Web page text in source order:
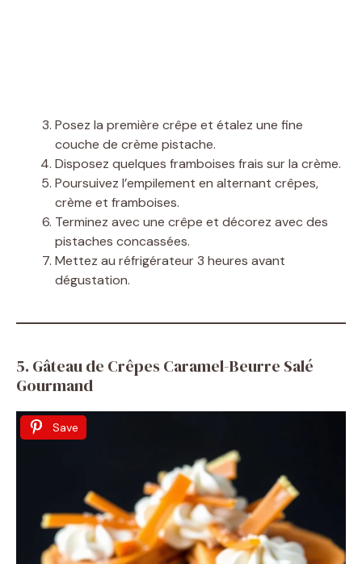
Posez la première crêpe et étalez une fine
couche de crème pistache.
Disposez quelques framboises frais sur la crème.
Poursuivez l’empilement en alternant crêpes,
crème et framboises.
Terminez avec une crêpe et décorez avec des
pistaches concassées.
Mettez au réfrigérateur 3 heures avant
dégustation.
5. Gâteau de Crêpes Caramel-Beurre Salé
Gourmand
Save